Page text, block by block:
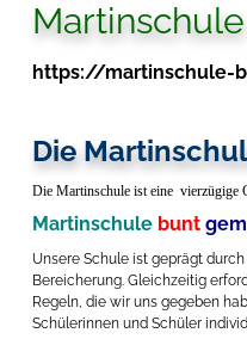
https://martinschule-
Die
Die Martinschule ist eine vierzügige
Martinschule bunt
Unsere Schule ist geprägt
Bereicherung. Gleichzeitig
Regeln, die wir uns gegeben
Schülerinnen und Schüler